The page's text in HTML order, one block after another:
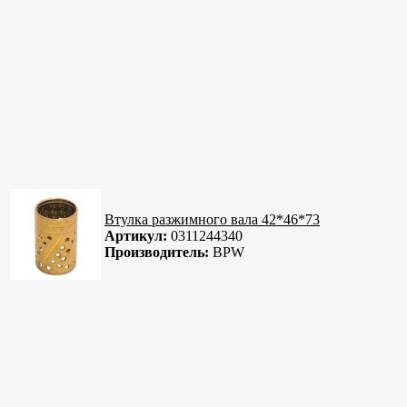
Втулка разжимного вала 42*46*73
Артикул: 0311244340
Производитель: BPW